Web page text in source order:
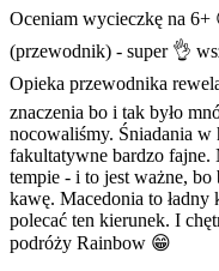
Oceniam wycieczkę na 6+
(przewodnik) - super 👌
Opieka przewodnika
znaczenia bo i tak było
nocowaliśmy. Śniadania w
fakultatywne bardzo fajne.
tempie - i to jest ważne, bo
kawę. Macedonia to
polecać ten kierunek. I
podróży Rainbow 😁